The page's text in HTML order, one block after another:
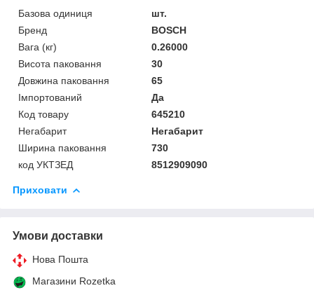
Базова одиниця
шт.
Бренд
BOSCH
Вага (кг)
0.26000
Висота паковання
30
Довжина паковання
65
Імпортований
Да
Код товару
645210
Негабарит
Негабарит
Ширина паковання
730
код УКТЗЕД
8512909090
Приховати
Умови доставки
Нова Пошта
Магазини Rozetka